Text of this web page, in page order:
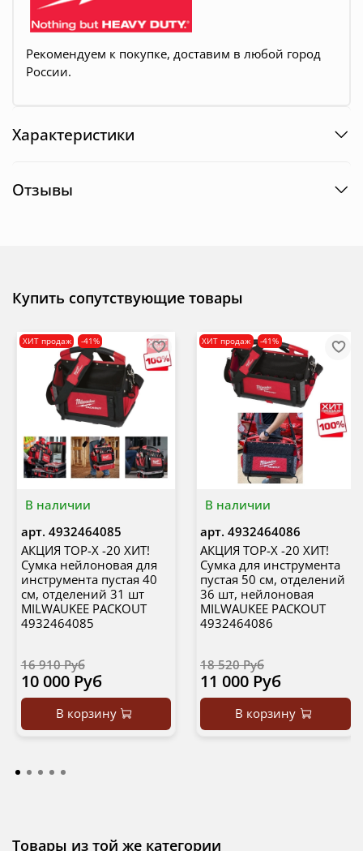
Рекомендуем к покупке, доставим в любой город
России.
Характеристики
Отзывы
Купить сопутствующие товары
В наличии
ХИТ продаж -41%
арт. 4932464085
АКЦИЯ TOP-X -20 ХИТ!
Сумка нейлоновая для
инструмента пустая 40
см, отделений 31 шт
MILWAUKEE PACKOUT
4932464085
16 910 Руб
10 000 Руб
В корзину
В наличии
ХИТ продаж -41%
арт. 4932464086
АКЦИЯ TOP-X -20 ХИТ!
Сумка для инструмента
пустая 50 см, отделений
36 шт, нейлоновая
MILWAUKEE PACKOUT
4932464086
18 520 Руб
11 000 Руб
В корзину
Товары из той же категории